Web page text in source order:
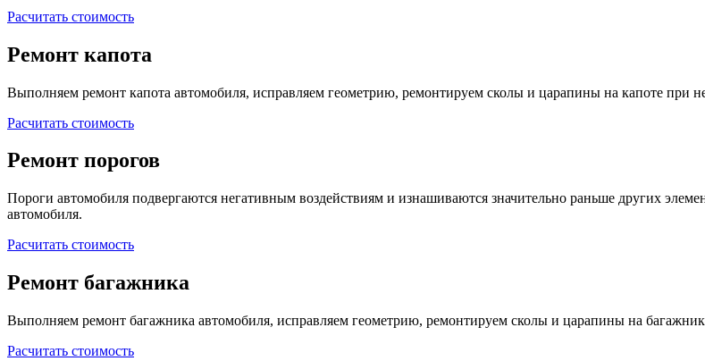
Расчитать стоимость
Ремонт капота
Выполняем ремонт капота автомобиля, исправляем геометрию, ремонтируем сколы и царапины на капоте при
Расчитать стоимость
Ремонт порогов
Пороги автомобиля подвергаются негативным воздействиям и изнашиваются значительно раньше других
автомобиля.
Расчитать стоимость
Ремонт багажника
Выполняем ремонт багажника автомобиля, исправляем геометрию, ремонтируем сколы и царапины на
Расчитать стоимость